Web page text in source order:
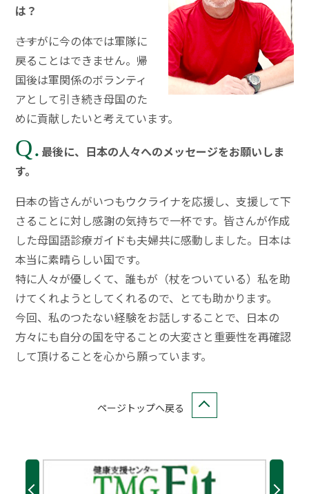
は？
――さすがに今の体では軍隊に
戻ることはできません。帰
国後は軍関係のボランティ
アとして引き続き母国のた
めに貢献したいと考えています。
Q. 最後に、日本の人々へのメッセージをお願いしま
す。
――日本の皆さんがいつもウクライナを応援し、支援して下
さることに対し感謝の気持ちで一杯です。皆さんが作成
した母国語診療ガイドも夫婦共に感動しました。日本は
本当に素晴らしい国です。
特に人々が優しくて、誰もが（杖をついている）私を助
けてくれようとしてくれるので、とても助かります。
今回、私のつたない経験をお話しすることで、日本の
方々にも自分の国を守ることの大変さと重要性を再確認
して頂けることを心から願っています。
ページトップへ戻る